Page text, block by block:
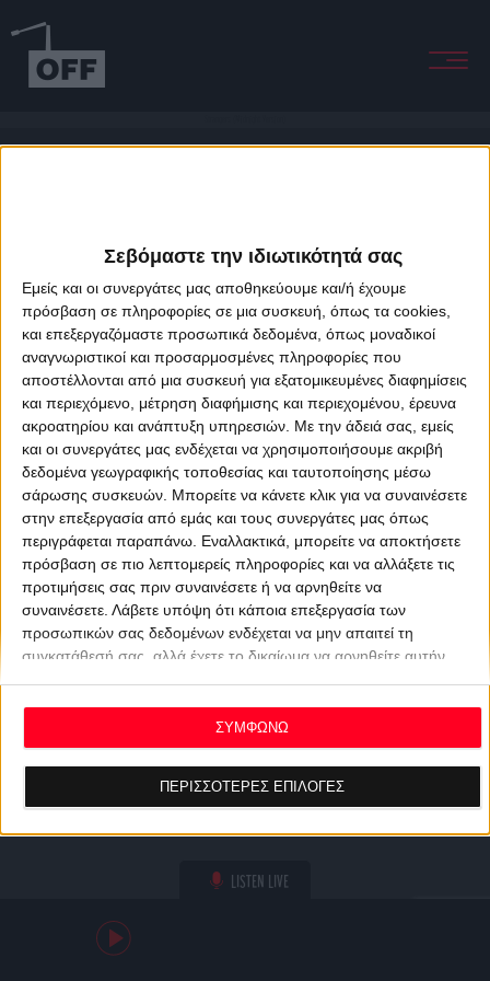
Σεβόμαστε την ιδιωτικότητά σας
Εμείς και οι συνεργάτες μας αποθηκεύουμε και/ή έχουμε
πρόσβαση σε πληροφορίες σε μια συσκευή, όπως τα cookies,
και επεξεργαζόμαστε προσωπικά δεδομένα, όπως μοναδικοί
αναγνωριστικοί και προσαρμοσμένες πληροφορίες που
αποστέλλονται από μια συσκευή για εξατομικευμένες διαφημίσεις
και περιεχόμενο, μέτρηση διαφήμισης και περιεχομένου, έρευνα
ακροατηρίου και ανάπτυξη υπηρεσιών. Με την άδειά σας, εμείς
και οι συνεργάτες μας ενδέχεται να χρησιμοποιήσουμε ακριβή
δεδομένα γεωγραφικής τοποθεσίας και ταυτοποίησης μέσω
σάρωσης συσκευών. Μπορείτε να κάνετε κλικ για να συναινέσετε
στην επεξεργασία από εμάς και τους συνεργάτες μας όπως
περιγράφεται παραπάνω. Εναλλακτικά, μπορείτε να αποκτήσετε
πρόσβαση σε πιο λεπτομερείς πληροφορίες και να αλλάξετε τις
προτιμήσεις σας πριν συναινέσετε ή να αρνηθείτε να
συναινέσετε. Λάβετε υπόψη ότι κάποια επεξεργασία των
προσωπικών σας δεδομένων ενδέχεται να μην απαιτεί τη
συγκατάθεσή σας, αλλά έχετε το δικαίωμα να αρνηθείτε αυτήν
ανακαλέσετε τη συγκατάθεσή σας ανά πάσα στιγμή
επιστρέφοντας σε αυτόν τον ιστότοπο και κάνοντας κλικ στο
κουμπί "Απορρήτου" στο κάτω μέρος της ιστοσελίδας.
ΠΕΡΙΣΣΟΤΕΡΕΣ ΕΠΙΛΟΓΕΣ
ΣΥΜΦΩΝΩ
LISTEN LIVE
About Offradio Business Class Terms & Conditions
Privacy Policy
Designed & developed byporcupine colors&Fotis Alexandrou